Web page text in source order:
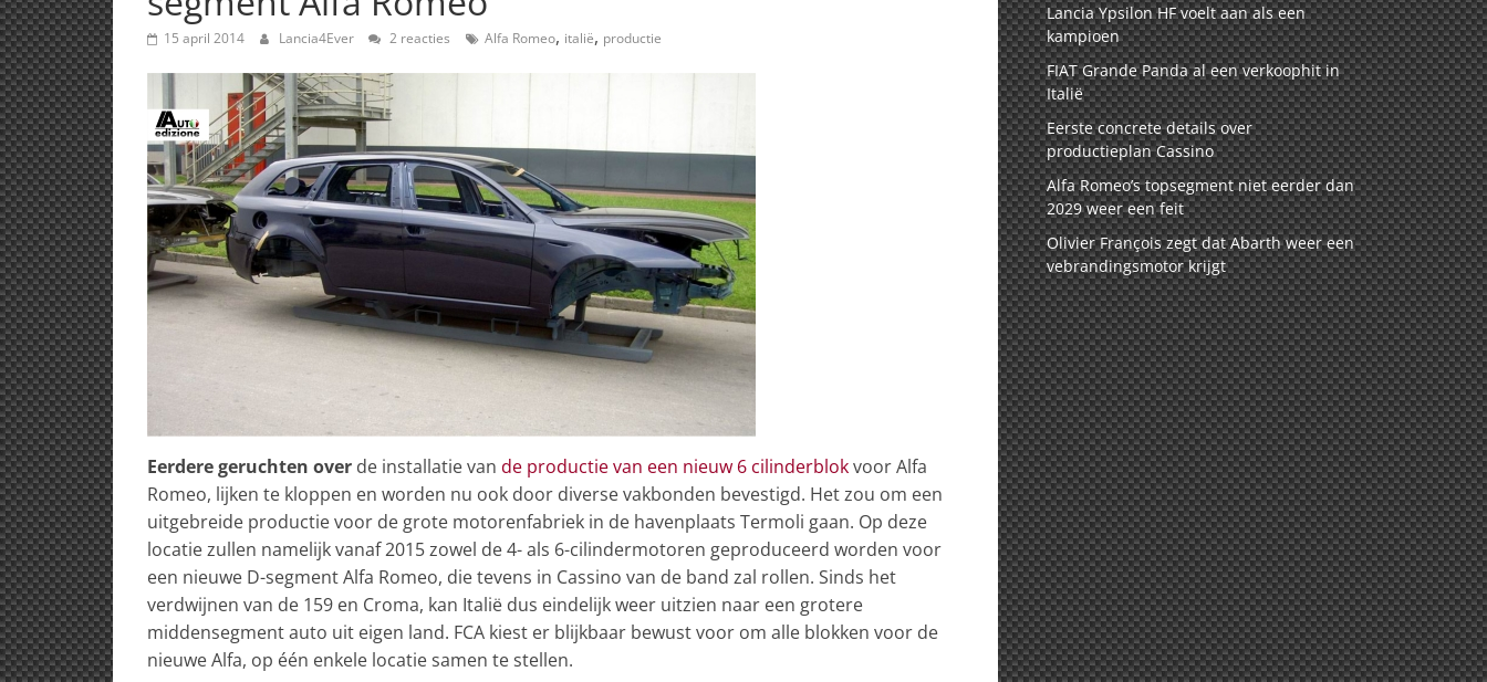
15 april 2014 Lancia4Ever 2 reacties Alfa Romeo, italië, productie
Eerdere geruchten over de installatie van de productie van een nieuw 6 cilinderblokvoor Alfa
Romeo, lijken te kloppen en worden nu ook door diverse vakbonden bevestigd. Het zou om een
uitgebreide productie voor de grote motorenfabriek in de havenplaats Termoli gaan. Op deze
locatie zullen namelijk vanaf 2015 zowel de 4- als 6-cilindermotoren geproduceerd worden voor
een nieuwe D-segment Alfa Romeo, die tevens in Cassino van de band zal rollen. Sinds het
verdwijnen van de 159 en Croma, kan Italië dus eindelijk weer uitzien naar een grotere
middensegment auto uit eigen land. FCA kiest er blijkbaar bewust voor om alle blokken voor de
nieuwe Alfa, op één enkele locatie samen te stellen.
Lancia Ypsilon HF voelt aan als een
kampioen
FIAT Grande Panda al een verkoophit in
Italië
Eerste concrete details over
productieplan Cassino
Alfa Romeo’s topsegment niet eerder dan
2029 weer een feit
Olivier François zegt dat Abarth weer een
vebrandingsmotor krijgt